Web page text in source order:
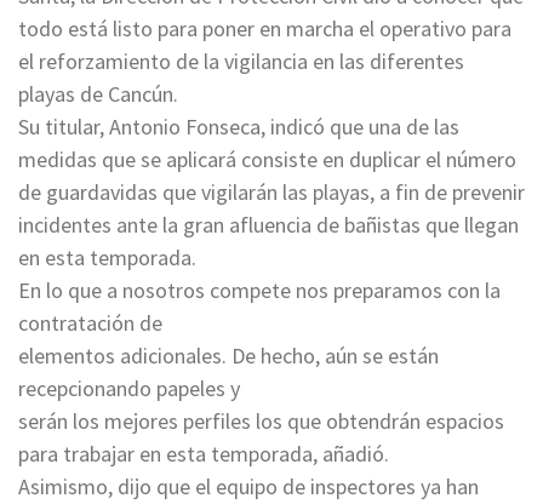
todo está listo para poner en marcha el operativo para
el reforzamiento de la vigilancia en las diferentes
playas de Cancún.
Su titular, Antonio Fonseca, indicó que una de las
medidas que se aplicará consiste en duplicar el número
de guardavidas que vigilarán las playas, a fin de prevenir
incidentes ante la gran afluencia de bañistas que llegan
en esta temporada.
En lo que a nosotros compete nos preparamos con la
contratación de
elementos adicionales. De hecho, aún se están
recepcionando papeles y
serán los mejores perfiles los que obtendrán espacios
para trabajar en esta temporada, añadió.
Asimismo, dijo que el equipo de inspectores ya han